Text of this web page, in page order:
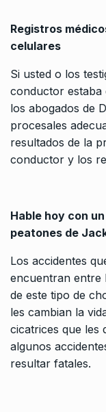
Registros
celulares
Si usted o los
conductor estaba
los abogados de
procesales
resultados de la
conductor y los
Hable hoy con
peatones de
Los accidentes
encuentran entre
de este tipo de
les cambian la
cicatrices que les
algunos
resultar fatales.